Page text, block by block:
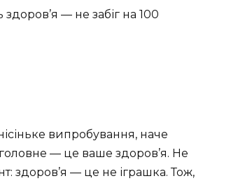
здоров’я — не забіг на 100
випробування, наче
— це ваше здоров’я. Не
здоров’я — це не іграшка. Тож,